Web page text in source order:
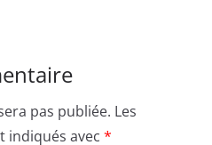
pas publiée. Les
indiqués avec *